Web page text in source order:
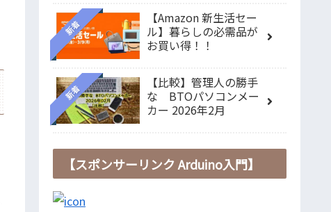
新着
【Amazon 新生活セー
ル】暮らしの必需品が
お買い得！！
新着
【比較】管理人の勝手
な BTOパソコンメー
カー 2026年2月
【スポンサーリンク Arduino入門】